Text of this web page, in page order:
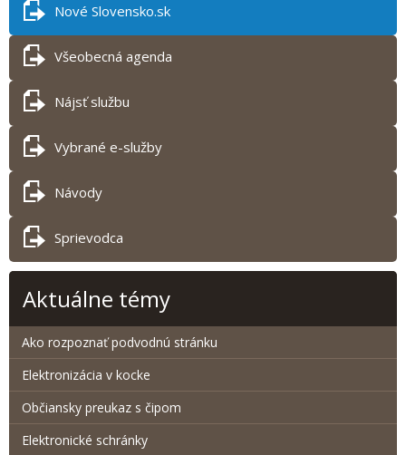
Nové Slovensko.sk
Všeobecná agenda
Nájsť službu
Vybrané e-služby
Návody
Sprievodca
Aktuálne témy
Ako rozpoznať podvodnú stránku
Elektronizácia v kocke
Občiansky preukaz s čipom
Elektronické schránky